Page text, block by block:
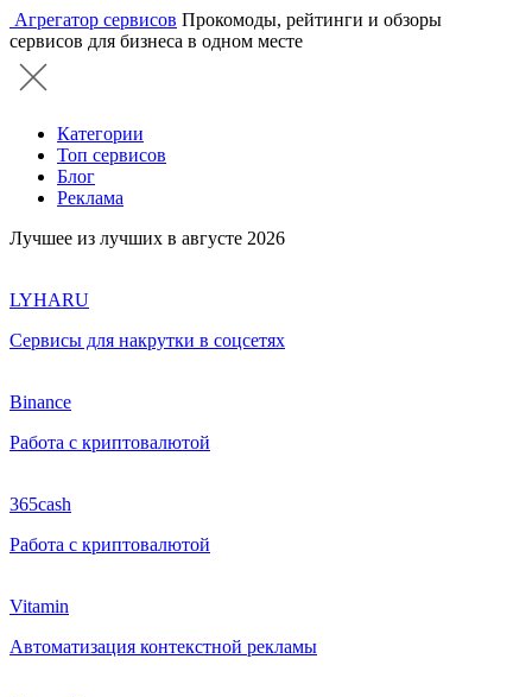
Агрегатор сервисов Прокомоды, рейтинги и обзоры
сервисов для бизнеса в одном месте
Категории
Топ сервисов
Блог
Реклама
Лучшее из лучших в августе 2026
LYHARU
Сервисы для накрутки в соцсетях
Binance
Работа с криптовалютой
365cash
Работа с криптовалютой
Vitamin
Автоматизация контекстной рекламы